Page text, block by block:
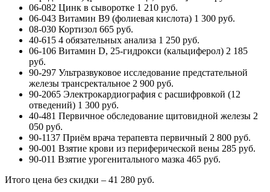
06-082 Цинк в сыворотке 1 210 руб.
06-043 Витамин B9 (фолиевая кислота) 1 300 руб.
08-030 Кортизол 665 руб.
40-615 4 обязательных анализа 1 250 руб.
06-106 Витамин D, 25-гидрокси (кальциферол) 2 185
руб.
90-297 Ультразвуковое исследование предстательной
железы трансректальное 2 900 руб.
90-2065 Электрокардиография с расшифровкой (12
отведений) 1 300 руб.
40-481 Первичное обследование щитовидной железы 2
050 руб.
90-1137 Приём врача терапевта первичный 2 800 руб.
90-001 Взятие крови из периферической вены 285 руб.
90-011 Взятие урогенитального мазка 465 руб.
Итого цена без скидки – 41 280 руб.